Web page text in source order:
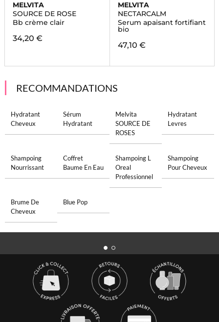
MELVITA
SOURCE DE ROSE
Bb crème clair
34,20 €
MELVITA
NECTARCALM
Serum apaisant fortifiant
bio
47,10 €
RECOMMANDATIONS
Hydratant
Cheveux
Sérum
Hydratant
Melvita
SOURCE DE
ROSES
Hydratant
Levres
Shampoing
Nourrissant
Coffret
Baume En Eau
Shampoing L
Oreal
Professionnel
Shampoing
Pour Cheveux
Brume De
Cheveux
Blue Pop